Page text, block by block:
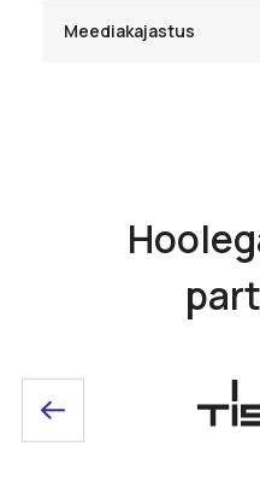
Meediakajastus